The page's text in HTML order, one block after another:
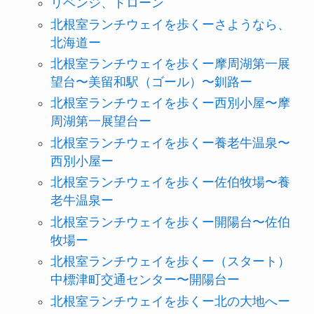
リベンジ、ドローン
北根室ランチウェイを歩くーさようなら、
北海道ー
北根室ランチウェイを歩くー摩周湖第一展
望台〜美留和駅（ゴール）〜釧路ー
北根室ランチウェイを歩くー西別小屋〜摩
周湖第一展望台ー
北根室ランチウェイを歩くー養老牛温泉〜
西別小屋ー
北根室ランチウェイを歩くー佐伯牧場〜養
老牛温泉ー
北根室ランチウェイを歩くー開陽台〜佐伯
牧場ー
北根室ランチウェイを歩くー（スタート）
中標津町交通センター〜開陽台ー
北根室ランチウェイを歩くー北の大地へー